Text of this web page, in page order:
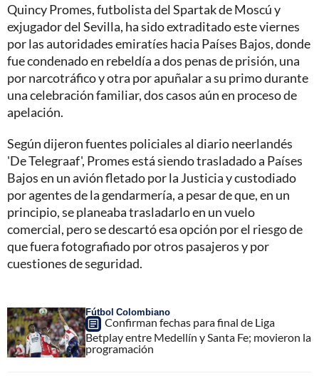
Quincy Promes, futbolista del Spartak de Moscú y
exjugador del Sevilla, ha sido extraditado este viernes
por las autoridades emiratíes hacia Países Bajos, donde
fue condenado en rebeldía a dos penas de prisión, una
por narcotráfico y otra por apuñalar a su primo durante
una celebración familiar, dos casos aún en proceso de
apelación.
Según dijeron fuentes policiales al diario neerlandés
'De Telegraaf', Promes está siendo trasladado a Países
Bajos en un avión fletado por la Justicia y custodiado
por agentes de la gendarmería, a pesar de que, en un
principio, se planeaba trasladarlo en un vuelo
comercial, pero se descartó esa opción por el riesgo de
que fuera fotografiado por otros pasajeros y por
cuestiones de seguridad.
Fútbol Colombiano
Confirman fechas para final de Liga
Betplay entre Medellín y Santa Fe; movieron la
programación